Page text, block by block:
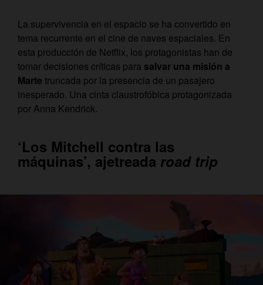
La supervivencia en el espacio se ha convertido en
tema recurrente en el cine de naves espaciales. En
esta producción de Netflix, los protagonistas han de
tomar decisiones críticas para salvar una misión a
Marte truncada por la presencia de un pasajero
inesperado. Una cinta claustrofóbica protagonizada
por Anna Kendrick.
‘Los Mitchell contra las
máquinas’, ajetreada road trip